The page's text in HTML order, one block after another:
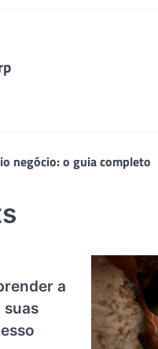
negócio: o guia completo
a
suas